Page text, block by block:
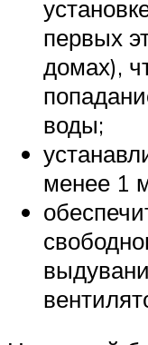
первых
домах),
воды;
менее 1